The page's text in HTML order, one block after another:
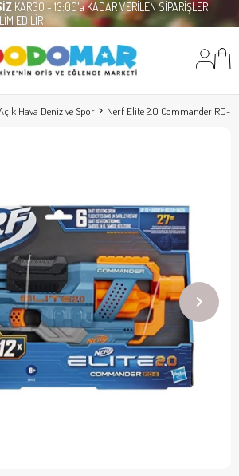
KARGO - 13:00'a KADAR VERİLEN SİPARİŞLER
EDİLİR
Hava Deniz ve Spor Nerf Elite 2.0 Commander RD-6